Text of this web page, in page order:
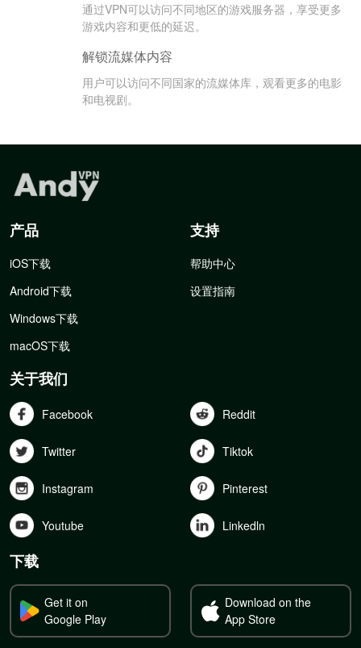
通过VPN可以访问不同地区的游戏服务器，享受更多
游戏内容和更低的延迟。
解锁流媒体内容
用户可以访问不同国家的流媒体库，观看更多的电影
和电视剧。
产品
iOS下载
Android下载
Windows下载
macOS下载
支持
帮助中心
设置指南
关于我们
Facebook Reddit
Twitter Tiktok
Instagram Pinterest
Youtube Linkedln
下载
Get it on
Google Play
Download on the
App Store